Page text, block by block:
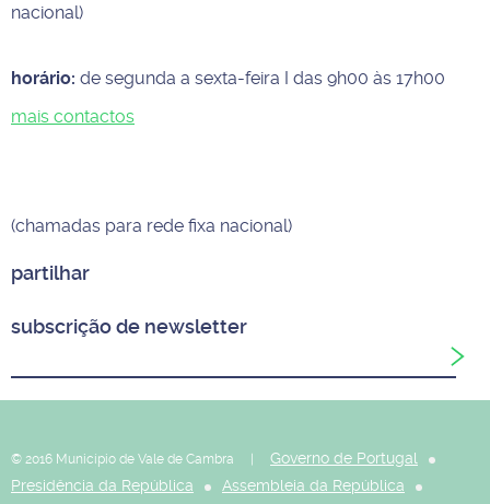
nacional)
horário: de segunda a sexta-feira I das 9h00 às 17h00
mais contactos
(chamadas para rede fixa nacional)
partilhar
subscrição de newsletter
© 2016 Município de Vale de Cambra |
Governo de Portugal
Presidência da República
Assembleia da República